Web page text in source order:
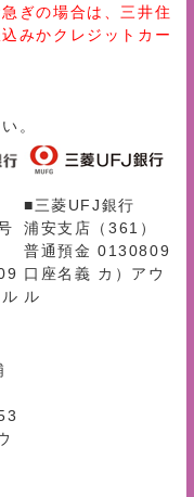
ぎの場合は、三井住
みかクレジットカー
。
■三菱UFJ銀行
浦安支店（361）
普通預金 0130809
口座名義 カ）アウ
ル